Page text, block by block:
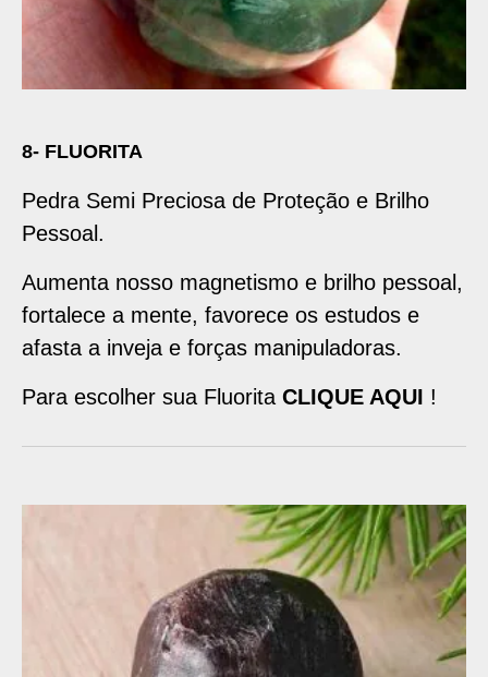
8- FLUORITA
Pedra Semi Preciosa de Proteção e Brilho
Pessoal.
Aumenta nosso magnetismo e brilho pessoal,
fortalece a mente, favorece os estudos e
afasta a inveja e forças manipuladoras.
Para escolher sua Fluorita CLIQUE AQUI !